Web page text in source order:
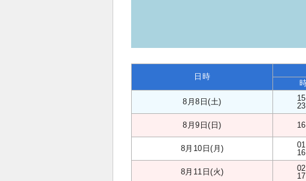
日時
8月8日(土)
8月9日(日)
8月10日(月)
8月11日(火)